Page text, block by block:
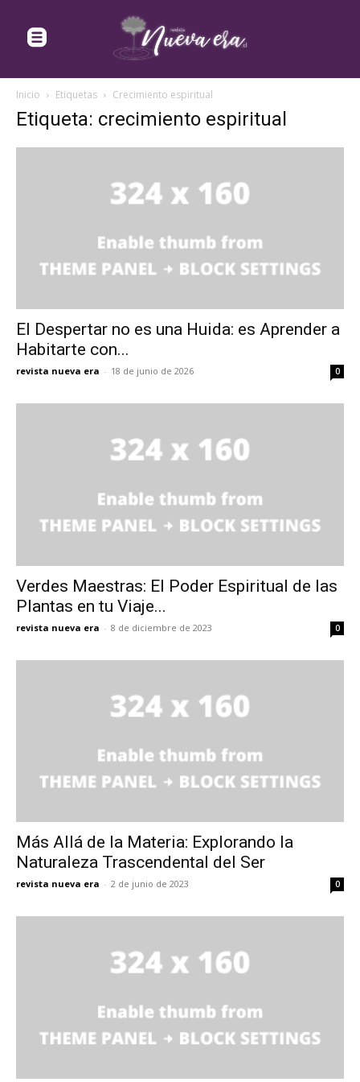
Inicio Etiquetas Crecimiento espiritual
Etiqueta: crecimiento espiritual
El Despertar no es una Huida: es Aprender a
Habitarte con...
revista nueva era - 18 de junio de 2026 0
Verdes Maestras: El Poder Espiritual de las
Plantas en tu Viaje...
revista nueva era - 8 de diciembre de 2023 0
Más Allá de la Materia: Explorando la
Naturaleza Trascendental del Ser
revista nueva era - 2 de junio de 2023 0